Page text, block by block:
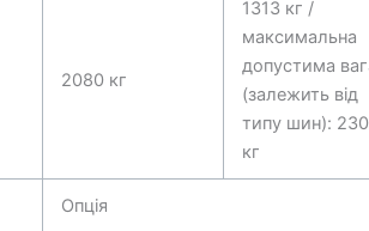
2080 кг
1313 кг /
максимальна
допустима
(залежить від
типу шин):
кг
Опція